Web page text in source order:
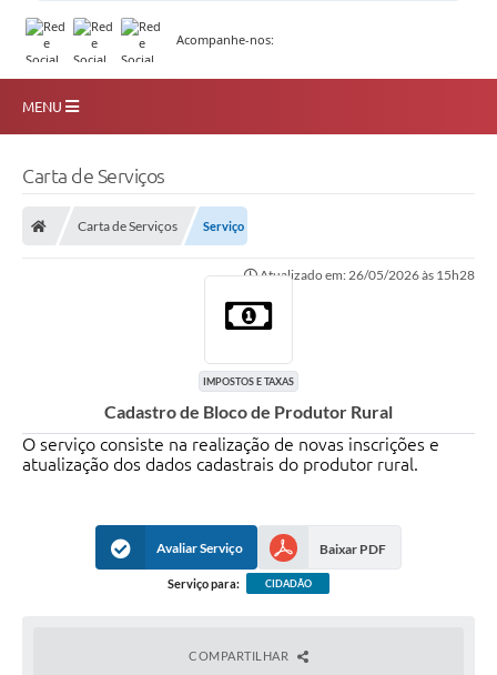
Acompanhe-nos:
MENU
Consórcio Josafaz
Carta de Serviços
Carta de Serviços Serviço
Atualizado em: 26/05/2026 às 15h28
IMPOSTOS E TAXAS
Cadastro de Bloco de Produtor Rural
O serviço consiste na realização de novas inscrições e
atualização dos dados cadastrais do produtor rural.
Avaliar Serviço Baixar PDF
Serviço para: CIDADÃO
COMPARTILHAR